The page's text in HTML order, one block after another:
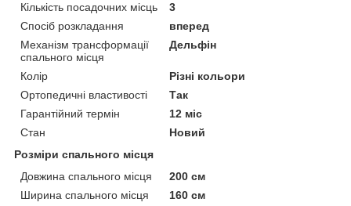
Кількість посадочних місць
3
Спосіб розкладання
вперед
Механізм трансформації
спального місця
Дельфін
Колір
Різні кольори
Ортопедичні властивості
Так
Гарантійний термін
12 міс
Стан
Новий
Розміри спального місця
Довжина спального місця
200 см
Ширина спального місця
160 см